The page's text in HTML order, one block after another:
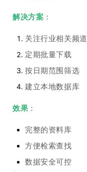
解决方案 ：
关注行业相关频道
定期批量下载
按日期范围筛选
建立本地数据库
效果 ：
完整的资料库
方便检索查找
数据安全可控